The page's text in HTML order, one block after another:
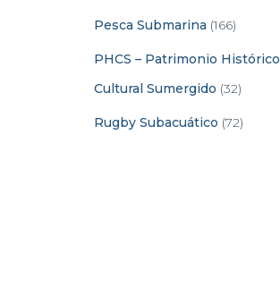
Pesca Submarina (166)
PHCS – Patrimonio Histórico
Cultural Sumergido (32)
Rugby Subacuático (72)